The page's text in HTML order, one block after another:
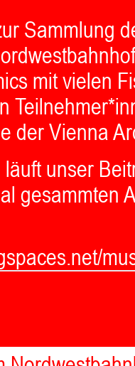
Sammlung
mit vielen
der Vienna
unser
gesammten